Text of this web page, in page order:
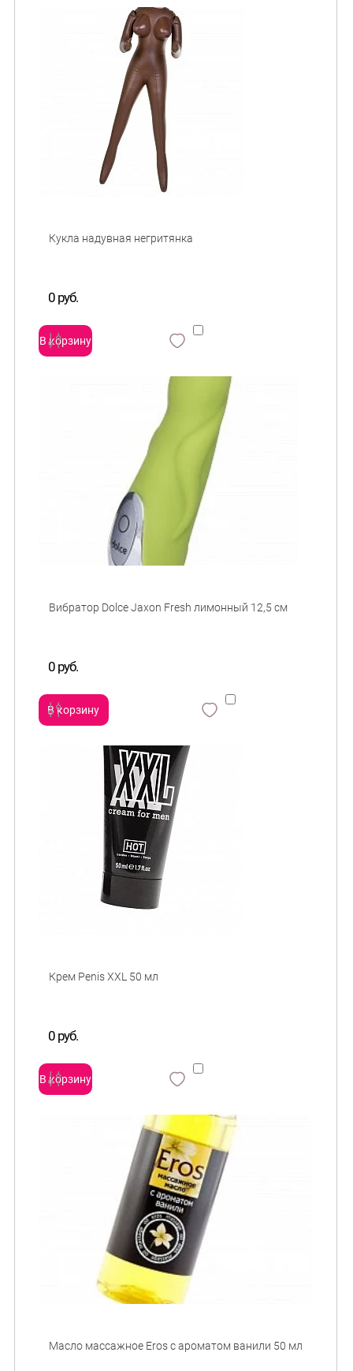
0 руб.
В корзину
0 руб.
В корзину
0 руб.
В корзину